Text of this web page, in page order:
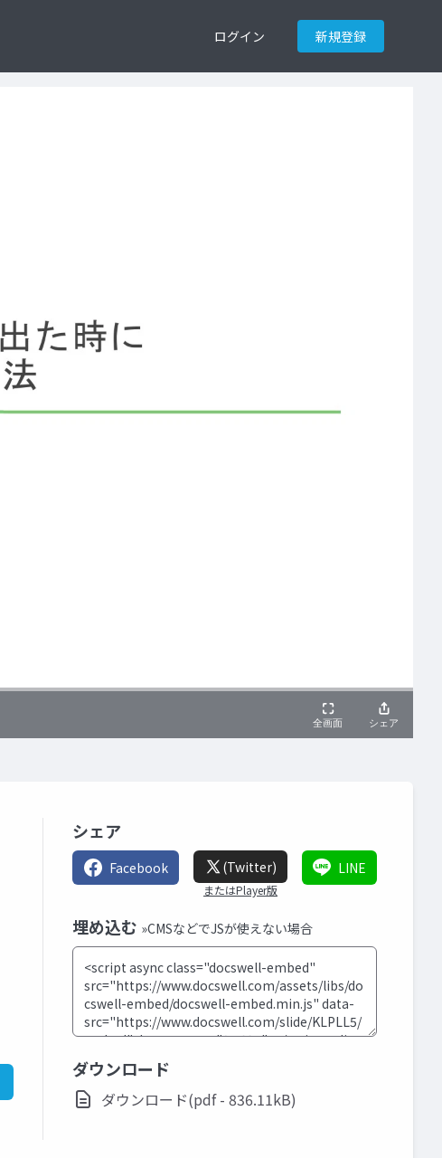
ログイン 新規登録
シェア
Facebook (Twitter)
またはPlayer版
LINE
埋め込む »CMSなどでJSが使えない場合
ダウンロード
ダウンロード(pdf - 836.11kB)